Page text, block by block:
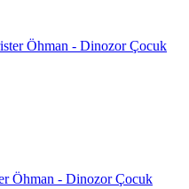
Öhman - Dinozor Çocuk